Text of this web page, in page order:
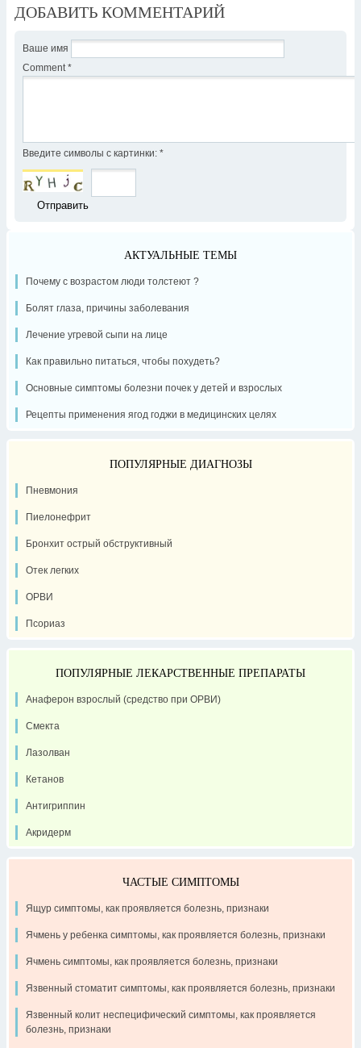
ДОБАВИТЬ КОММЕНТАРИЙ
Ваше имя
Comment *
Введите символы с картинки: *
АКТУАЛЬНЫЕ ТЕМЫ
Почему с возрастом люди толстеют ?
Болят глаза, причины заболевания
Лечение угревой сыпи на лице
Как правильно питаться, чтобы похудеть?
Основные симптомы болезни почек у детей и взрослых
Рецепты применения ягод годжи в медицинских целях
ПОПУЛЯРНЫЕ ДИАГНОЗЫ
Пневмония
Пиелонефрит
Бронхит острый обструктивный
Отек легких
ОРВИ
Псориаз
ПОПУЛЯРНЫЕ ЛЕКАРСТВЕННЫЕ ПРЕПАРАТЫ
Анаферон взрослый (средство при ОРВИ)
Смекта
Лазолван
Кетанов
Антигриппин
Акридерм
ЧАСТЫЕ СИМПТОМЫ
Ящур симптомы, как проявляется болезнь, признаки
Ячмень у ребенка симптомы, как проявляется болезнь, признаки
Ячмень симптомы, как проявляется болезнь, признаки
Язвенный стоматит симптомы, как проявляется болезнь, признаки
Язвенный колит неспецифический симптомы, как проявляется
болезнь, признаки